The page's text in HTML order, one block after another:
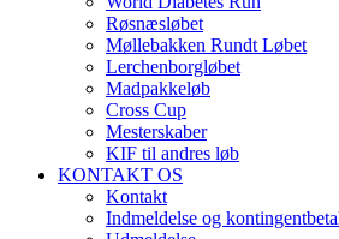
Røsnæsløbet
Møllebakken Rundt Løbet
Lerchenborgløbet
Madpakkeløb
Cross Cup
Mesterskaber
KIF til andres løb
KONTAKT OS
Kontakt
Indmeldelse og